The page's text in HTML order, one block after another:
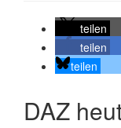
teilen
teilen
teilen
DAZ